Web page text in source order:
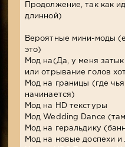
Продолжение, так как
длинной)
Вероятные мини-моды
это)
Мод на(Да, у меня
или отрывание голов
Мод на границы (где
начинается)
Мод на HD текстуры
Мод Wedding Dance
Мод на геральдику
Мод на новые доспехи и